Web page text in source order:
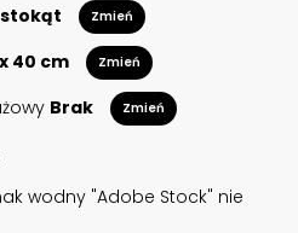
Zmień
40 cm Zmień
Brak Zmień
wodny "Adobe Stock" nie